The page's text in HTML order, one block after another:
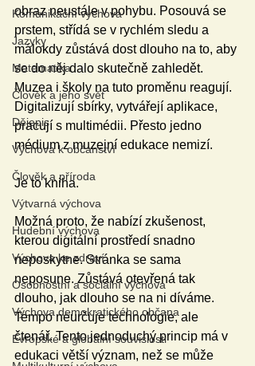
Komunikační výchova
Jazyky
Matematika
Člověk a jeho svět
Dějepis
Výchova k občanství
Člověk a příroda
Výtvarná výchova
Hudební výchova
Výchova ke zdraví
Osobnostní a sociální výchova
Výchova demokratického občana
Evropské a globální souvislosti
obraz neustále v pohybu. Posouvá se
prstem, střídá se v rychlém sledu a
málokdy zůstává dost dlouho na to, aby
se do něj dalo skutečně zahledět.
Muzea i školy na tuto proměnu reagují.
Digitalizují sbírky, vytvářejí aplikace,
pracují s multimédii. Přesto jedno
médium z muzejní edukace nemizí.
Je to kniha.
Možná proto, že nabízí zkušenost,
kterou digitální prostředí snadno
neposkytne. Stránka se sama
neposune. Zůstává otevřená tak
dlouho, jak dlouho se na ni díváme.
Tempo neurčuje technologie, ale
čtenář. Tento jednoduchý princip má v
edukaci větší význam, než se může